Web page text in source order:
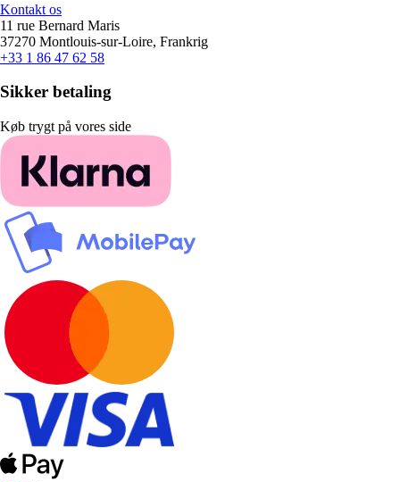
Kontakt os
11 rue Bernard Maris
37270 Montlouis-sur-Loire, Frankrig
+33 1 86 47 62 58
Sikker betaling
Køb trygt på vores side